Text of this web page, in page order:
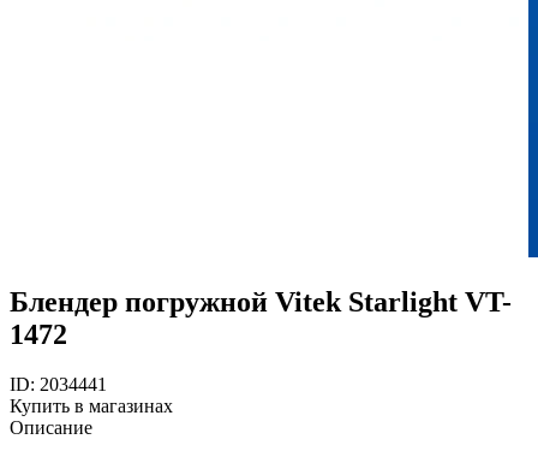
Блендер погружной Vitek Starlight VT-
1472
ID: 2034441
Купить в магазинах
Описание